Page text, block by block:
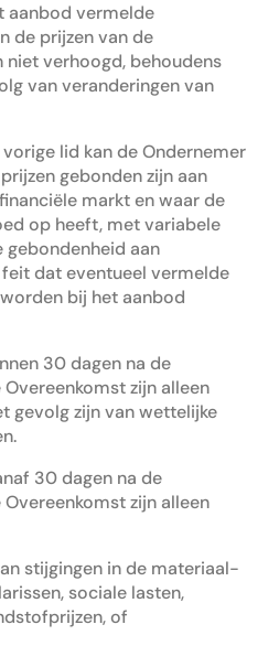
aanbod vermelde
de prijzen van de
niet verhoogd, behoudens
van veranderingen van
lid kan de Ondernemer
gebonden zijn aan
markt en waar de
op heeft, met variabele
gebondenheid aan
dat eventueel vermelde
bij het aanbod
30 dagen na de
zijn alleen
gevolg zijn van wettelijke
30 dagen na de
zijn alleen
stijgingen in de materiaal-
sociale lasten,
of